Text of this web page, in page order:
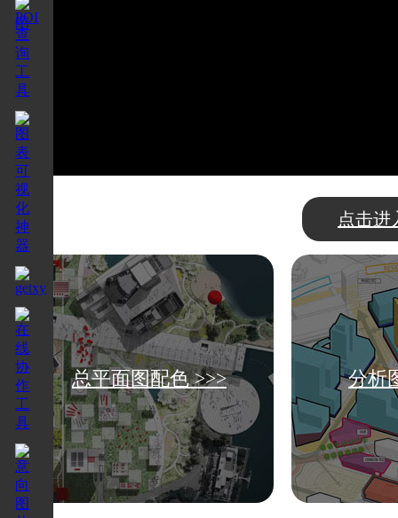
点击进
总平面图配色 >>> 分析